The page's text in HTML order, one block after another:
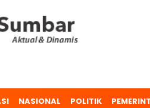
NASIONAL POLITIK